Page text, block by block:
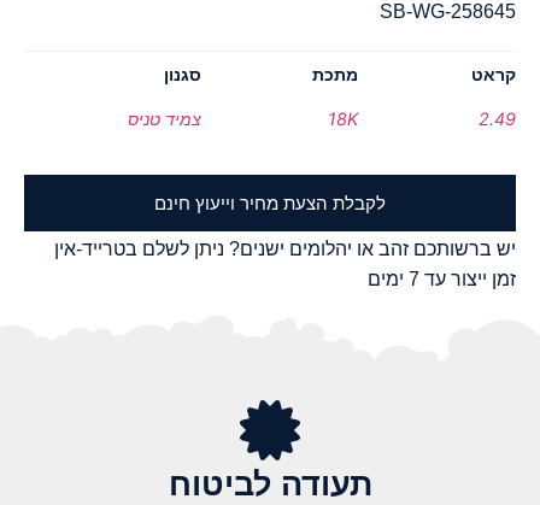
SB-WG-258645
קראט
2.49
מתכת
18K
סגנון
צמיד טניס
לקבלת הצעת מחיר וייעוץ חינם
יש ברשותכם זהב או יהלומים ישנים? ניתן לשלם בטרייד-אין
זמן ייצור עד 7 ימים
תעודה לביטוח